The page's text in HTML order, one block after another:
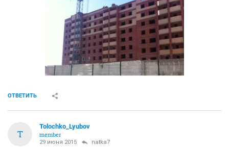
ОТВЕТИТЬ
T
Tolochko_Lyubov
member
29 июня 2015 natka7